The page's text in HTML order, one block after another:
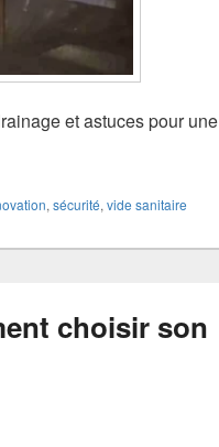
et astuces pour une
, sécurité, vide sanitaire
choisir son